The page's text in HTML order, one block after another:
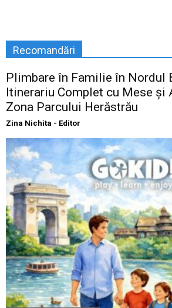
Recomandări
Plimbare în Familie în Nordul
Itinerariu Complet cu Mese și
Zona Parcului Herăstrău
Zina Nichita - Editor